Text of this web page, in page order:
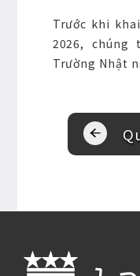
Trước khi
2026,
Trường Nhật